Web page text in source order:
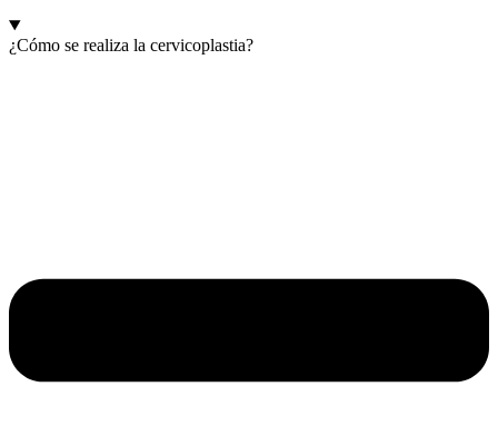
¿Cómo se realiza la cervicoplastia?